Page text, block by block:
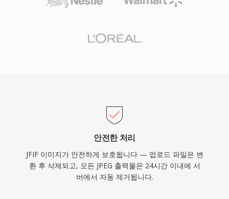
안전한 처리
JFIF 이미지가 안전하게 보호됩니다 — 업로드 파일은 변
환 후 삭제되고, 모든 JPEG 출력물은 24시간 이내에 서
버에서 자동 제거됩니다.